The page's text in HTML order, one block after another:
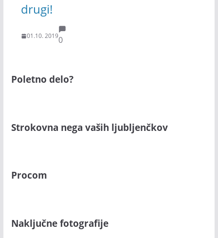
drugi!
01.10. 20190
Poletno delo?
Strokovna nega vaših ljubljenčkov
Procom
Naključne fotografije